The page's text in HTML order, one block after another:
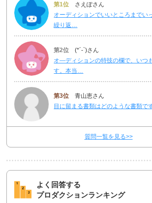
第1位 さえぽさん
オーディションでいいところまでい
繰り返…
第2位 (*´-`)さん
オ―ディションの特技の欄で、いつ
す。本当…
第3位 青山恵さん
目に留まる書類はどのような書類で
質問一覧を見る>>
よく回答する
プロダクションランキング